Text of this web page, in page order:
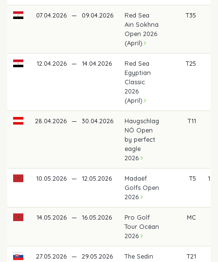
07.04.2026 — 09.04.2026
Red Sea
Ain Sokhna
Open 2026
(April)
T35
12.04.2026 — 14.04.2026
Red Sea
Egyptian
Classic
2026
(April)
T25
28.04.2026 — 30.04.2026
Haugschlag
NÖ Open
by perfect
eagle
2026
T11
10.05.2026 — 12.05.2026
Madaëf
Golfs Open
2026
T5
14.05.2026 — 16.05.2026
Pro Golf
Tour Océan
2026
MC
27.05.2026 — 29.05.2026
The Sedin
T21